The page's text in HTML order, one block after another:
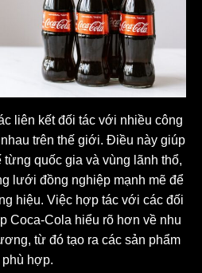
liên kết đối tác với nhiều công
trên thế giới. Điều này giúp
quốc gia và vùng lãnh thổ,
lưới đồng nghiệp mạnh mẽ để
hiệu. Việc hợp tác với các đối
Coca-Cola hiểu rõ hơn về nhu
từ đó tạo ra các sản phẩm
hợp.